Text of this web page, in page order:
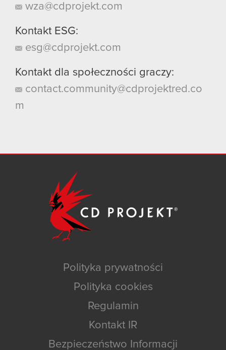
wza@cdprojekt.com
Kontakt ESG:
esg@cdprojekt.com
Kontakt dla społeczności graczy:
contact.community@cdprojektred.co
m
Polityka prywatności
Polityka cookies
Regulamin
Kontakt IR
Bezpieczeństwo Informacji